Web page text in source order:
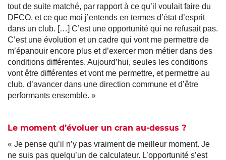
tout de suite matché, par rapport à ce qu’il voulait faire du
DFCO, et ce que moi j’entends en termes d’état d’esprit
dans un club. […] C’est une opportunité qui ne refusait pas.
C’est une évolution et un cadre qui vont me permettre de
m’épanouir encore plus et d’exercer mon métier dans des
conditions différentes. Aujourd’hui, seules les conditions
vont être différentes et vont me permettre, et permettre au
club, d’avancer dans une direction commune et d’être
performants ensemble. »
Le moment d’évoluer un cran au-dessus ?
« Je pense qu’il n’y pas vraiment de meilleur moment. Je
ne suis pas quelqu’un de calculateur. L’opportunité s’est